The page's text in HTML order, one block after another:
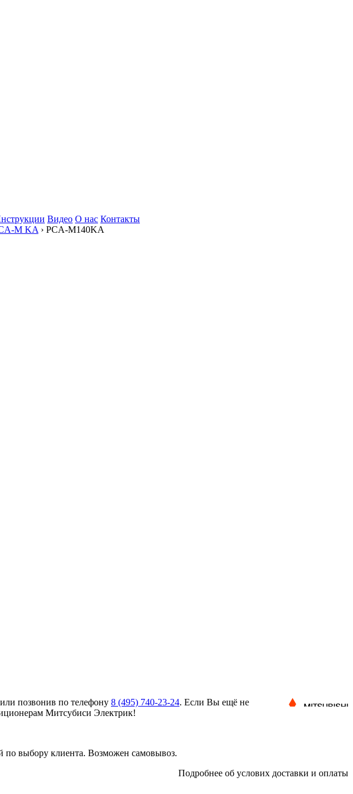
Видео О нас Контакты
M KA › PCA-M140KA
позвонив по телефону 8 (495) 740-23-24. Если Вы ещё не
Митсубиси Электрик!
выбору клиента. Возможен самовывоз.
Подробнее об услових доставки и оплаты